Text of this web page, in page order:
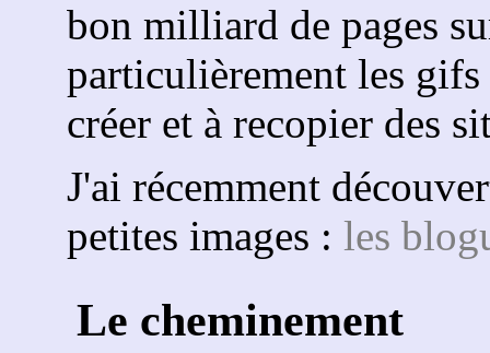
bon milliard de pages
particulièrement les gifs
créer et à recopier des
J'ai récemment
petites images : les
Le cheminement